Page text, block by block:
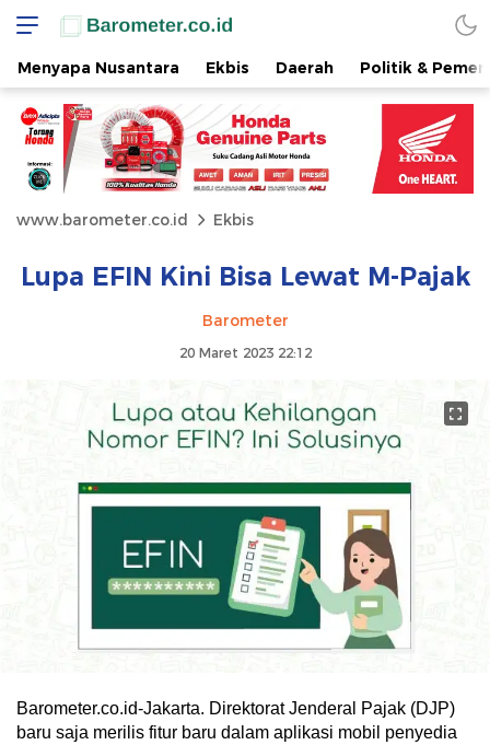
Menyapa Nusantara Ekbis Daerah Politik &
www.barometer.co.id Ekbis
Lupa EFIN Kini Bisa Lewat M-Pajak
Barometer
20 Maret 2023 22:12
Barometer.co.id-Jakarta. Direktorat Jenderal Pajak (DJP)
baru saja merilis fitur baru dalam aplikasi mobil penyedia